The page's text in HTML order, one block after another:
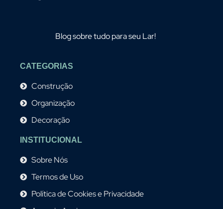
Blog sobre tudo para seu Lar!
CATEGORIAS
Construção
Organização
Decoração
INSTITUCIONAL
Sobre Nós
Termos de Uso
Política de Cookies e Privacidade